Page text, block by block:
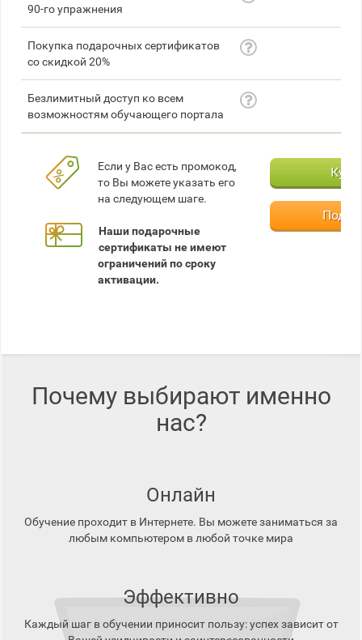
Если у Вас есть промокод,
то Вы можете указать его
на следующем шаге.
Наши подарочные
сертификаты не имеют
ограничений по сроку
активации.
90-го упражнения
Покупка подарочных сертификатов
со скидкой 20%
Безлимитный доступ ко всем
возможностям обучающего портала
Почему выбирают именно
нас?
Онлайн
Обучение проходит в Интернете. Вы можете заниматься за
любым компьютером в любой точке мира
Эффективно
Каждый шаг в обучении приносит пользу: успех зависит от